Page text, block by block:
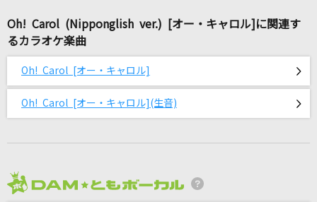
オー！リバル
ポルノグラフィティ
マーシャル・マキシマイザー feat.可不(KAFU)
柊マグネタイト
ホワイトノイズ
Oh! Carol (Nipponglish ver.) [オー・キャロル]に関連す
るカラオケ楽曲
Oh! Carol [オー・キャロル]
Oh! Carol [オー・キャロル](生音)